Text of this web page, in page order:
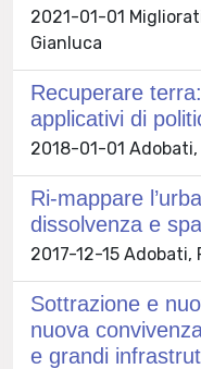
2021-01-01
Gianluca
Recuperare
applicativi di
2018-01-01
Ri-mappare
dissolvenza e
2017-12-15 Adobati,
Sottrazione e
nuova
e grandi